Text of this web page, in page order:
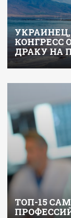
КОНГРЕСС
ДРАКУ НА
ТОП-15